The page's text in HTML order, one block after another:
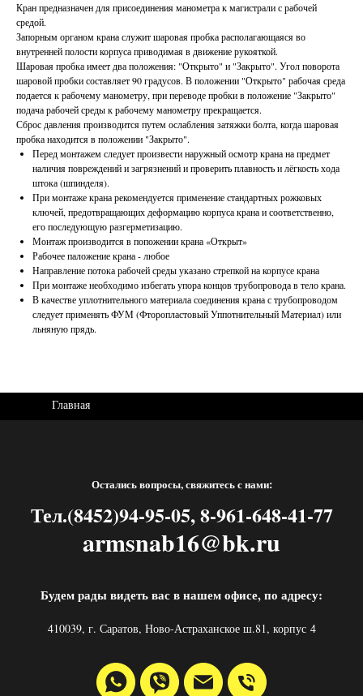
Кран предназначен для присоединения манометра к магистрали с рабочей
средой.
Запорным органом крана служит шаровая пробка располагающаяся во
внутренней полости корпуса приводимая в движение рукояткой.
Шаровая пробка имеет два положения: "Открыто" и "Закрыто". Угол поворота
шаровой пробки составляет 90 градусов. В положении "Открыто" рабочая среда
подается к рабочему манометру, при переводе пробки в положение "Закрыто"
подача рабочей среды к рабочему манометру прекращается.
Сброс давления производится путем ослабления затяжки болта, когда шаровая
пробка находится в положении "Закрыто".
Перед монтажем следует произвести наружный осмотр крана на предмет
наличия повреждений и загрязнений и проверить плавность и лёгкость хода
штока (шпинделя).
При монтаже крана рекомендуется применение стандартных рожковых
ключей, предотвращающих деформацию корпуса крана и соответственно,
его последующую разгерметизацию.
Монтаж производится в попожении крана «Открыт»
Рабочее паложение крана - любое
Направление потока рабочей среды указано стрепкой на корпусе крана
При монтаже необходимо избегать упора концов трубопровода в тело крана.
В качестве уплотнительного материала соединения крана с трубопроводом
следует применять ФУМ (Фторопластовый Уппотнительный Материал) или
льняную прядь.
Главная
Остались вопросы, свяжитесь с нами:
Тел.(8452)94-95-05, 8-961-648-41-77
armsnab16@bk.ru
Будем рады видеть вас в нашем офисе, по адресу:
410039, г. Саратов, Ново-Астраханское ш.81, корпус 4